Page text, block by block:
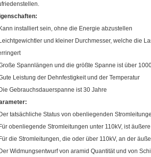
installiert sein, ohne die Energie abzustellen
und kleiner Durchmesser, welche die
Spannlängen und die größte Spanne ist über
Leistung der Dehnfestigkeit und der Temperatur
Gebrauchsdauerspanne ist 30 Jahre
tatsächliche Status von obenliegenden
obenliegende Stromleitungen unter 110kV, ist
die Stromleitungen, die oder über 110kV, an der
Widmungsentwurf von aramid Quantität und von